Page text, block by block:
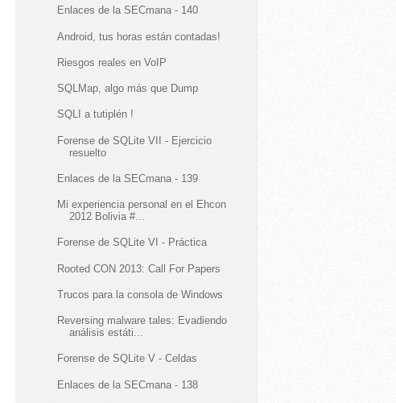
Enlaces de la SECmana - 140
Android, tus horas están contadas!
Riesgos reales en VoIP
SQLMap, algo más que Dump
SQLI a tutiplén !
Forense de SQLite VII - Ejercicio
resuelto
Enlaces de la SECmana - 139
Mi experiencia personal en el Ehcon
2012 Bolivia #...
Forense de SQLite VI - Práctica
Rooted CON 2013: Call For Papers
Trucos para la consola de Windows
Reversing malware tales: Evadiendo
análisis estáti...
Forense de SQLite V - Celdas
Enlaces de la SECmana - 138